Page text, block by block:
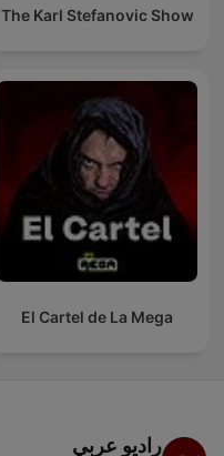
The Karl Stefanovic Show
El Cartel de La Mega
راديو عربي